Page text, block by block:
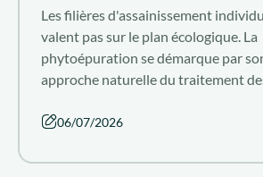
Les filières d'assainissement
valent pas sur le plan écologique. La
phytoépuration se démarque par
approche naturelle du traitement
usées domestiques. Découvrez le
phytoépuration performant que
06/07/2026